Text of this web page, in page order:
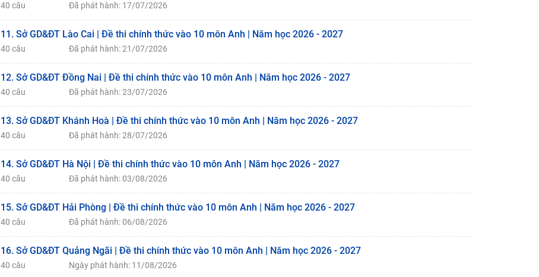
40 câu Đã phát hành: 17/07/2026
11. Sở GD&ĐT Lào Cai | Đề thi chính thức vào 10 môn Anh | Năm học 2026 - 2027
40 câu Đã phát hành: 21/07/2026
12. Sở GD&ĐT Đồng Nai | Đề thi chính thức vào 10 môn Anh | Năm học 2026 - 2027
40 câu Đã phát hành: 23/07/2026
13. Sở GD&ĐT Khánh Hoà | Đề thi chính thức vào 10 môn Anh | Năm học 2026 - 2027
40 câu Đã phát hành: 28/07/2026
14. Sở GD&ĐT Hà Nội | Đề thi chính thức vào 10 môn Anh | Năm học 2026 - 2027
40 câu Đã phát hành: 03/08/2026
15. Sở GD&ĐT Hải Phòng | Đề thi chính thức vào 10 môn Anh | Năm học 2026 - 2027
40 câu Đã phát hành: 06/08/2026
16. Sở GD&ĐT Quảng Ngãi | Đề thi chính thức vào 10 môn Anh | Năm học 2026 - 2027
40 câu Ngày phát hành: 11/08/2026